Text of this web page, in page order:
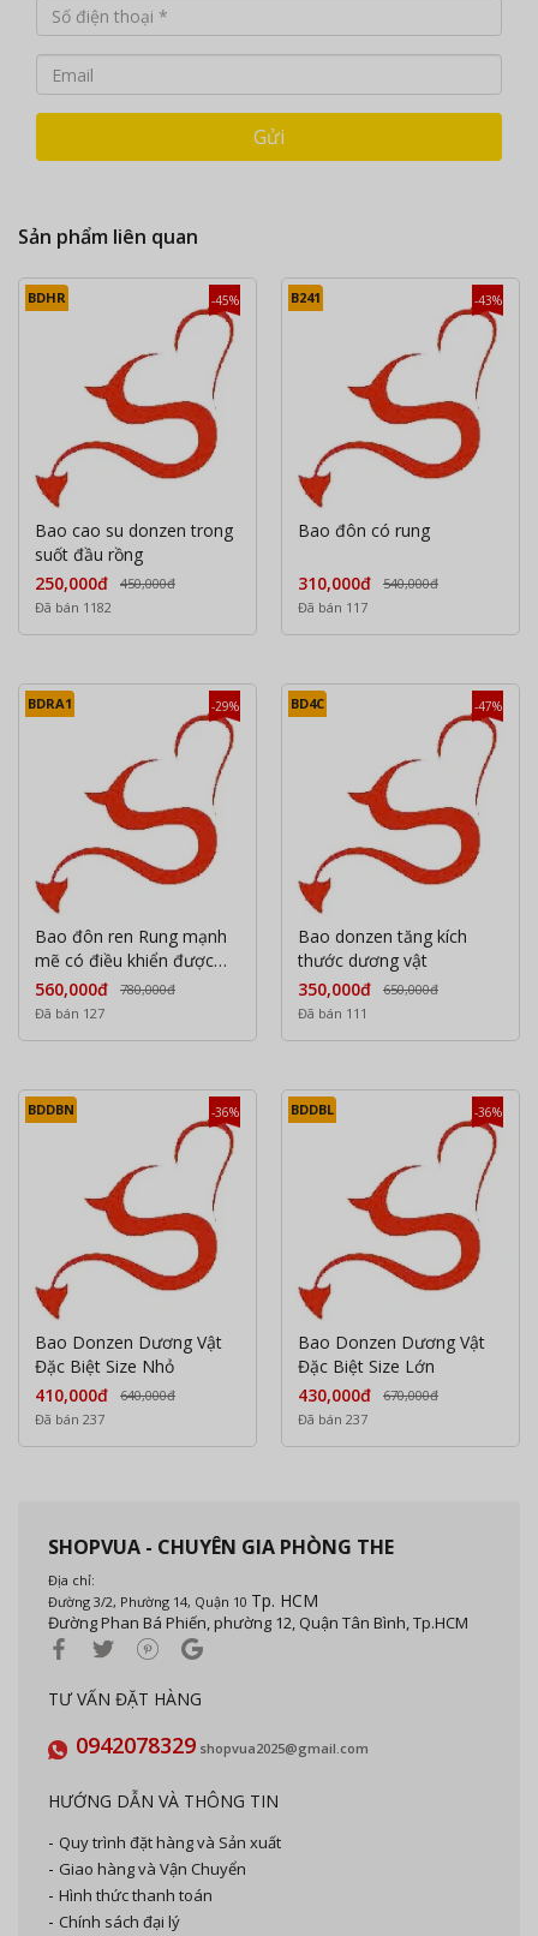
Gửi
Sản phẩm liên quan
-45%
BDHR
Bao cao su donzen trong
suốt đầu rồng
250,000đ
450,000đ
Đã bán 1182
-43%
B241
Bao đôn có rung
310,000đ
540,000đ
Đã bán 117
-29%
BDRA1
Bao đôn ren Rung mạnh
mẽ có điều khiển được
qua aap
560,000đ
780,000đ
Đã bán 127
-47%
BD4C
Bao donzen tăng kích
thước dương vật
350,000đ
650,000đ
Đã bán 111
-36%
BDDBN
Bao Donzen Dương Vật
Đặc Biệt Size Nhỏ
410,000đ
640,000đ
Đã bán 237
-36%
BDDBL
Bao Donzen Dương Vật
Đặc Biệt Size Lớn
430,000đ
670,000đ
Đã bán 237
SHOPVUA - CHUYÊN GIA PHÒNG THE
Địa chỉ:
Đường 3/2, Phường 14, Quận 10 Tp. HCM
Đường Phan Bá Phiến, phường 12, Quận Tân Bình, Tp.HCM
TƯ VẤN ĐẶT HÀNG
0942078329 shopvua2025@gmail.com
HƯỚNG DẪN VÀ THÔNG TIN
Quy trình đặt hàng và Sản xuất
Giao hàng và Vận Chuyển
Hình thức thanh toán
Chính sách đại lý